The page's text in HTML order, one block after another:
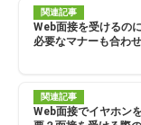
関連記事
Web面接を受けるの
必要なマナーも合わ
関連記事
Web面接でイヤホン